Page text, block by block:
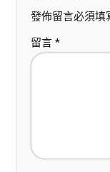
發佈留言必須填
留言 *